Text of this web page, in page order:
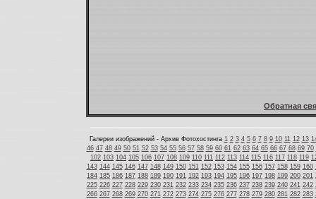
Обратная
Галереи изображений - Архив Фотохостинга 1 2 3 4 5 6 7 8 9 10 11 12 13
46 47 48 49 50 51 52 53 54 55 56 57 58 59 60 61 62 63 64 65 66 67 68 69 70
102 103 104 105 106 107 108 109 110 111 112 113 114 115 116 117 118 119
143 144 145 146 147 148 149 150 151 152 153 154 155 156 157 158 159 160
184 185 186 187 188 189 190 191 192 193 194 195 196 197 198 199 200 201
225 226 227 228 229 230 231 232 233 234 235 236 237 238 239 240 241 242
266 267 268 269 270 271 272 273 274 275 276 277 278 279 280 281 282 283